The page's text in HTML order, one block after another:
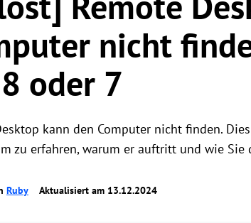
nicht
oder 7
kann den Computer nicht finden.
zu erfahren, warum er auftritt und wie Sie
Ruby Aktualisiert am 13.12.2024